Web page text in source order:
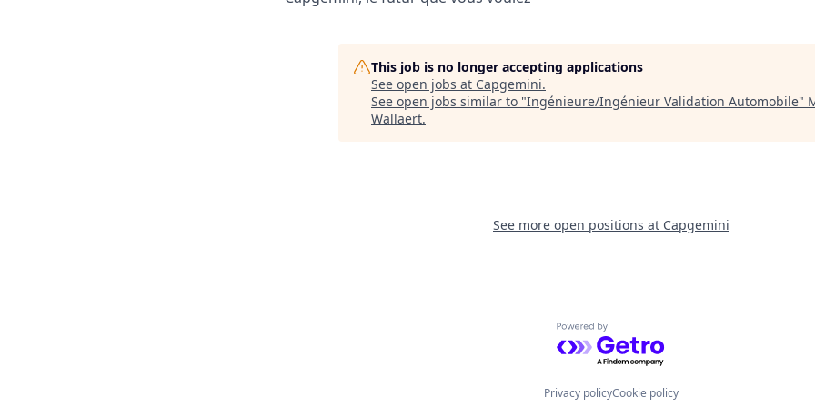
This job is no longer accepting applications
See open jobs at Capgemini.
See open jobs similar to "Ingénieure/Ingénieur Validation Automobile"
Wallaert.
See more open positions at Capgemini
Powered by Getro.com
Privacy policyCookie policy